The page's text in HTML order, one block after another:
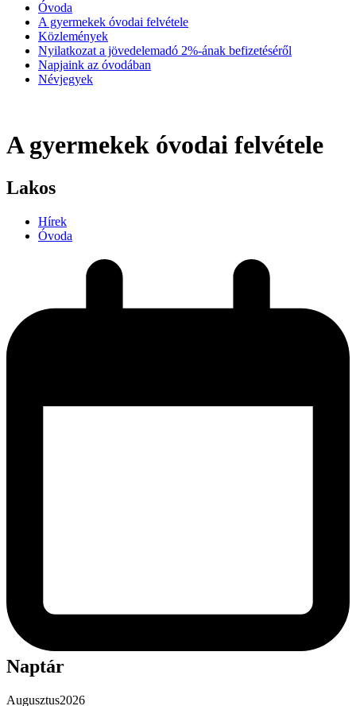
Óvoda
A gyermekek óvodai felvétele
Közlemények
Nyilatkozat a jövedelemadó 2%-ának befizetéséről
Napjaink az óvodában
Névjegyek
A gyermekek óvodai felvétele
Lakos
Hírek
Óvoda
Naptár
Augusztus2026